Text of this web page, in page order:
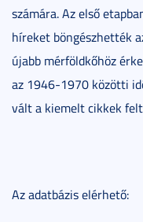
számára. Az első
híreket böngészhették
újabb mérföldkőhöz
az 1946-1970 közötti
vált a kiemelt cikkek
Az adatbázis elérhető: